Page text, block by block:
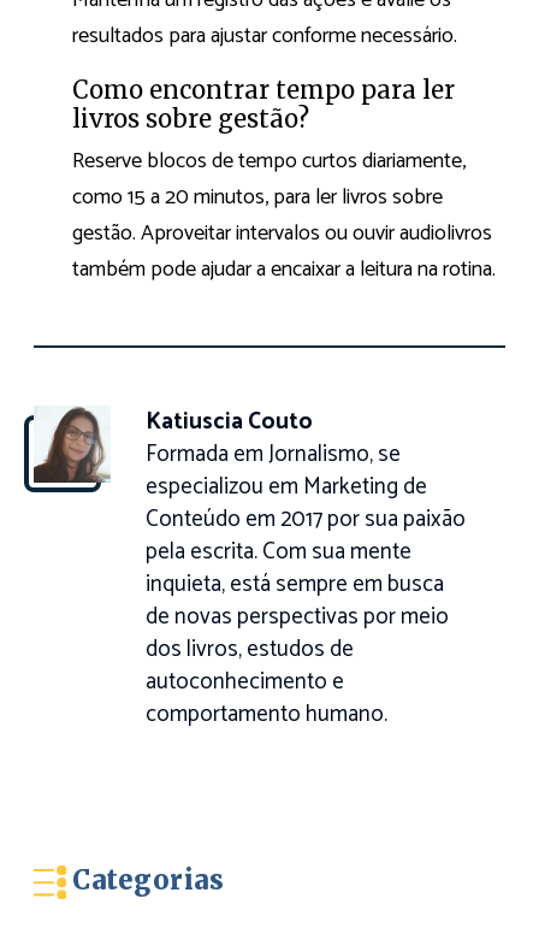
resultados para ajustar conforme necessário.
Como encontrar tempo para ler
livros sobre gestão?
Reserve blocos de tempo curtos diariamente,
como 15 a 20 minutos, para ler livros sobre
gestão. Aproveitar intervalos ou ouvir audiolivros
também pode ajudar a encaixar a leitura na rotina.
Katiuscia Couto
Formada em Jornalismo, se
especializou em Marketing de
Conteúdo em 2017 por sua paixão
pela escrita. Com sua mente
inquieta, está sempre em busca
de novas perspectivas por meio
dos livros, estudos de
autoconhecimento e
comportamento humano.
Categorias